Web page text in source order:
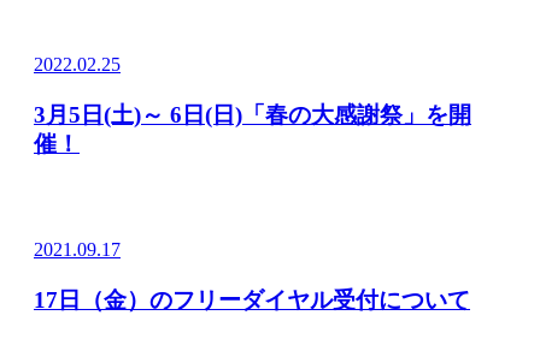
2022.02.25
3月5日(土)～ 6日(日)「春の大感謝祭」を開
催！
2021.09.17
17日（金）のフリーダイヤル受付について